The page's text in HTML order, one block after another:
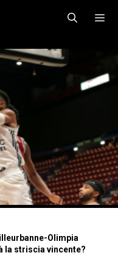
Olimpia
la striscia vincente?